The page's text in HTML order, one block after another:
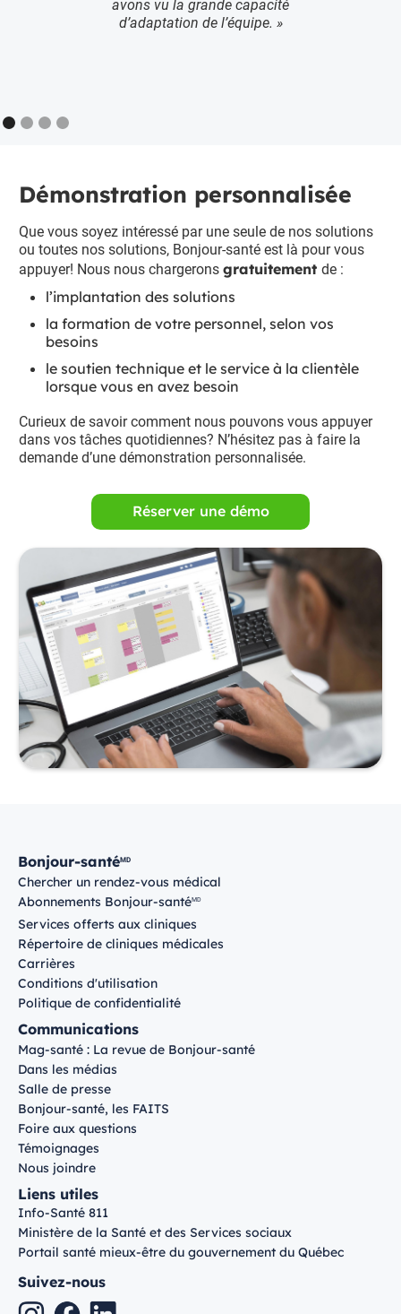
avons vu la grande capacité
d’adaptation de l’équipe. »
Démonstration personnalisée
Que vous soyez intéressé par une seule de nos solutions
ou toutes nos solutions, Bonjour-santé est là pour vous
appuyer! Nous nous chargeronsgratuitementde :
l’implantation des solutions
la formation de votre personnel, selon vos
besoins
le soutien technique et le service à la clientèle
lorsque vous en avez besoin
Curieux de savoir comment nous pouvons vous appuyer
dans vos tâches quotidiennes? N’hésitez pas à faire la
demande d’une démonstration personnalisée.
Réserver une démo
Bonjour-santéMD
Chercher un rendez-vous médical
Abonnements Bonjour-santéMD
Services offerts aux cliniques
Répertoire de cliniques médicales
Carrières
Conditions d'utilisation
Politique de confidentialité
Communications
Mag-santé : La revue de Bonjour-santé
Dans les médias
Salle de presse
Bonjour-santé, les FAITS
Foire aux questions
Témoignages
Nous joindre
Liens utiles
Info-Santé 811
Ministère de la Santé et des Services sociaux
Portail santé mieux-être du gouvernement du Québec
Suivez-nous